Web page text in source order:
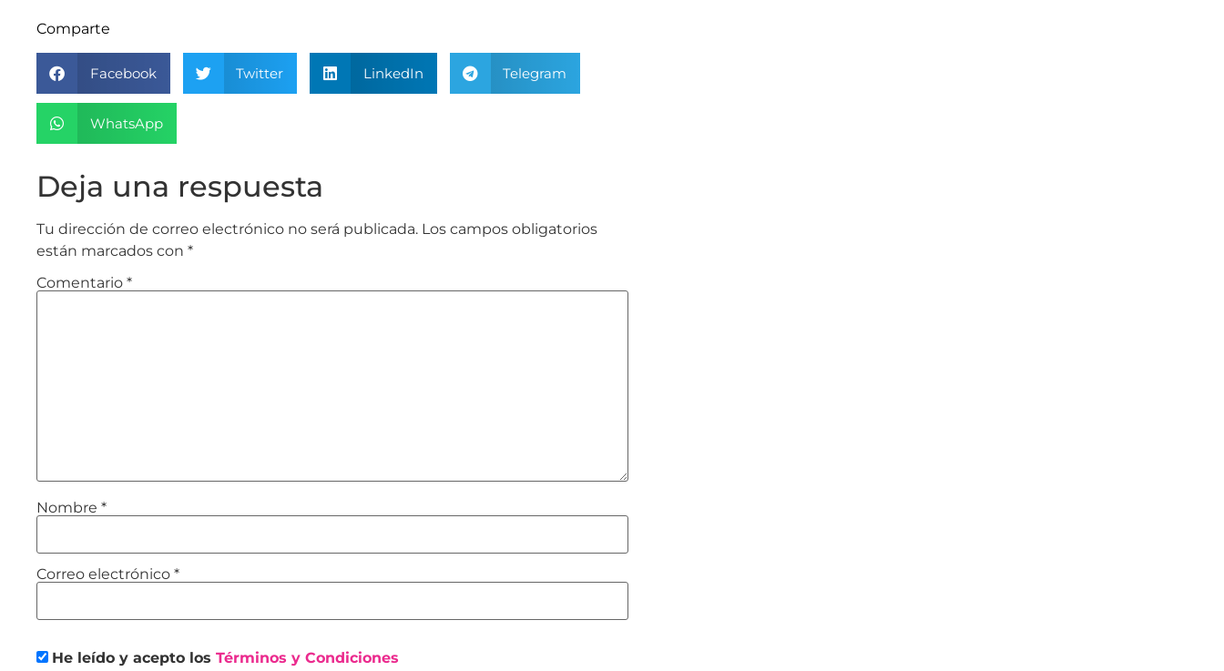
Comparte
Facebook Twitter LinkedIn Telegram
WhatsApp
Deja una respuesta
Tu dirección de correo electrónico no será publicada. Los campos obligatorios
están marcados con *
Comentario *
Nombre *
Correo electrónico *
He leído y acepto los Términos y Condiciones